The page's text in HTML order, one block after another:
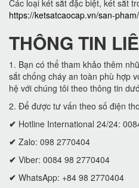
Các loại két sắt đặc biệt, két sắt
https://ketsatcaocap.vn/san-
THÔNG TIN
1. Bạn có thể tham khảo thêm
sắt chống cháy an toàn phù hợp
hệ với chúng tôi theo thông tin
2. Để được tư vấn theo số điện
✔ Hotline International 24/24:
✔ Zalo: 098 2770404
✔ Viber: 0084 98 2770404
✔ WhatsApp: +84 98 2770404